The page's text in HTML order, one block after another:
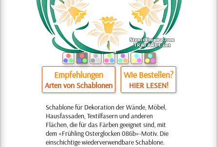
Empfehlungen
Arten von Schablonen
Wie Bestellen?
HIER LESEN!
Schablone für Dekoration der Wände, Möbel,
Hausfassaden, Textilfasern und anderen
Flächen, die für das Färben geeignet sind, mit
dem «Frühling Osterglocken 086b»-Motiv. Die
einschichtige wiederverwendbare Schablone.